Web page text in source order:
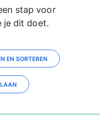
stap voor
je dit doet.
EN SORTEREN